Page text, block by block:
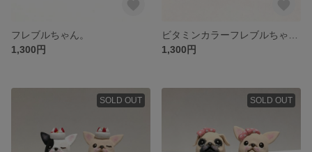
フレブルちゃん。
1,300円
1,300円
SOLD OUT SOLD OUT